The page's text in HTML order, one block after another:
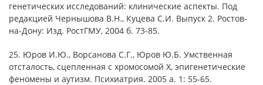
генетических исследований: клинические аспекты. Под
редакцией Чернышова В.Н., Куцева С.И. Выпуск 2. Ростов-
на-Дону: Изд. РостГМУ, 2004 б. 73-85.
25. Юров И.Ю., Ворсанова С.Г., Юров Ю.Б. Умственная
отсталость, сцепленная с хромосомой Х, эпигенетические
феномены и аутизм. Психиатрия. 2005 а. 1: 55-65.